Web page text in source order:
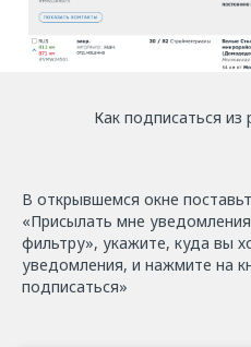
Как подписаться из
В открывшемся окне
«Присылать мне
фильтру», укажите, куда вы
уведомления, и нажмите на
подписаться»